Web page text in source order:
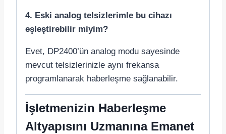
4. Eski analog telsizlerimle bu cihazı
eşleştirebilir miyim?
Evet, DP2400’ün analog modu sayesinde
mevcut telsizlerinizle aynı frekansa
programlanarak haberleşme sağlanabilir.
İşletmenizin Haberleşme
Altyapısını Uzmanına Emanet